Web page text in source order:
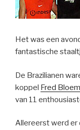
Het was een
fantastische
De Brazilianen
koppel Fred
van 11
Allereerst werd er